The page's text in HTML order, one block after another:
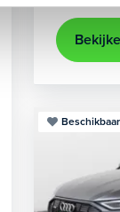
Beschikbaar